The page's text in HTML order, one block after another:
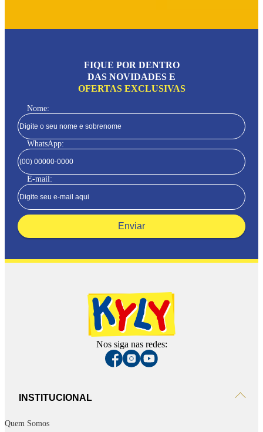
FIQUE POR DENTRO
DAS NOVIDADES E
OFERTAS EXCLUSIVAS
Nome:
WhatsApp:
E-mail:
Enviar
Nos siga nas redes:
INSTITUCIONAL
Quem Somos